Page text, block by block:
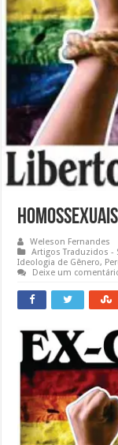
Weleson Fernandes
Artigos Traduzidos -
Ideologia de Gênero,
Deixe um